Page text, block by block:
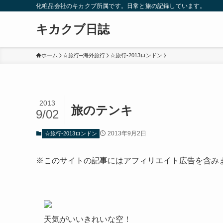
化粧品会社のキカクブ所属です。日常と旅の記録しています。
キカクブ日誌
ホーム ☆旅行─海外旅行 ☆旅行-2013ロンドン
旅のテンキ
2013
9/02
☆旅行-2013ロンドン 2013年9月2日
※このサイトの記事にはアフィリエイト広告を含み
天気がいいきれいな空！